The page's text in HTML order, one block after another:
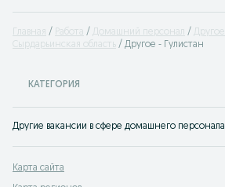
Главная Работа Домашний персонал Другое
Сырдарьинская область
Другое - Гулистан
КАТЕГОРИЯ
Карта сайта